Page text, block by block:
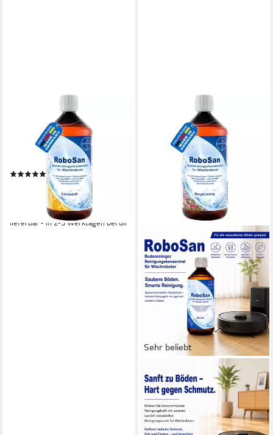
RoboSan Bodenreiniger -
Konzentrat mit Citrus-Duft
Fussbodenreiniger (für
Wischroboter 1000 ml)
(8)
UVP 11,99 €
(10,49 €/ 1 l)
lieferbar - in 2-3 Werktagen bei dir
Sehr beliebt
Wischroboter Bodenreiniger -
Konzentrat
Fussbodenreiniger (1000 ml
RoboSan mit Bergfrühling-